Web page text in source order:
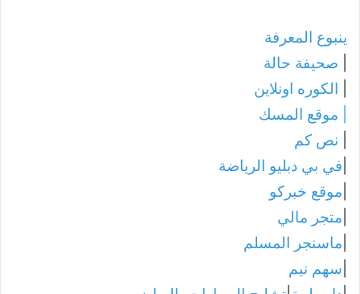
ينبوع المعرفة
صحيفة حالة
الكوره اونلاين
موقع المسك
نص كم
في بي دبليو الرياضة
موقع خبركو
متجر مالي
ماسنجر المسلم
سهم نيم